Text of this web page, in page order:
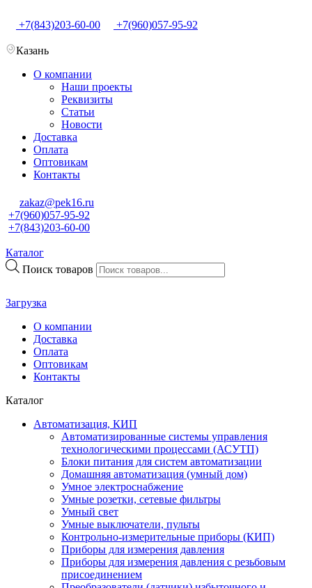
+7(843)203-60-00 +7(960)057-95-92
Казань
О компании
Наши проекты
Реквизиты
Статьи
Новости
Доставка
Оплата
Оптовикам
Контакты
zakaz@pek16.ru
+7(960)057-95-92
+7(843)203-60-00
Каталог
Поиск товаров
Загрузка
О компании
Доставка
Оплата
Оптовикам
Контакты
Каталог
Автоматизация, КИП
Автоматизированные системы управления
технологическими процессами (АСУТП)
Блоки питания для систем автоматизации
Домашняя автоматизация (умный дом)
Умное электроснабжение
Умные розетки, сетевые фильтры
Умный свет
Умные выключатели, пульты
Контрольно-измерительные приборы (КИП)
Приборы для измерения давления
Приборы для измерения давления с резьбовым
присоединением